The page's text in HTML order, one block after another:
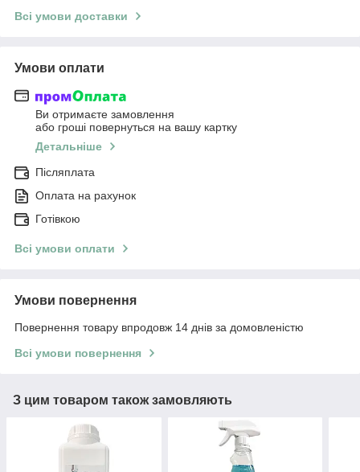
Всі умови доставки
Умови оплати
Ви отримаєте замовлення
або гроші повернуться на вашу картку
Детальніше
Післяплата
Оплата на рахунок
Готівкою
Всі умови оплати
Умови повернення
Повернення товару впродовж 14 днів за домовленістю
Всі умови повернення
З цим товаром також замовляють